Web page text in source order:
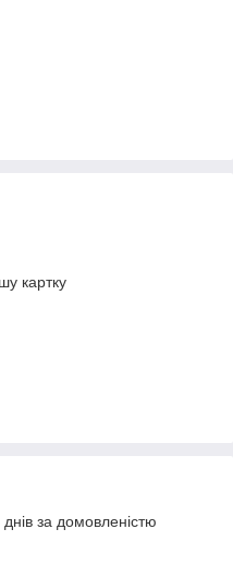
картку
за домовленістю